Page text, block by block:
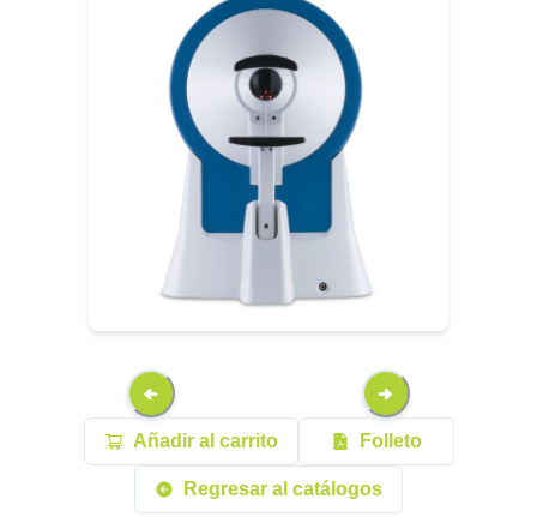
Añadir al carrito Folleto
Regresar al catálogos